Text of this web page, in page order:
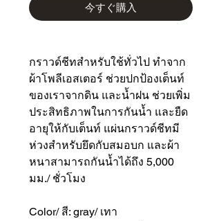
今すぐ購入
กราวด์ชีทสำหรับใช้ทั่วไป ทำจาก
ผ้าโพลีเอสเตอร์ ช่วยปกป้องเต็นท์
ของเราจากดิน และน้ำฝน ช่วยเพิ่ม
ประสิทธิภาพในการกันน้ำ และยืด
อายุให้กับเต็นท์ แผ่นกราวด์ชีทมี
ห่วงสำหรับยึดกับสมอบก และผ้า
หนาสามารถกันน้ำได้ถึง 5,000
มม./ ชั่วโมง
Color/ สี: gray/ เทา